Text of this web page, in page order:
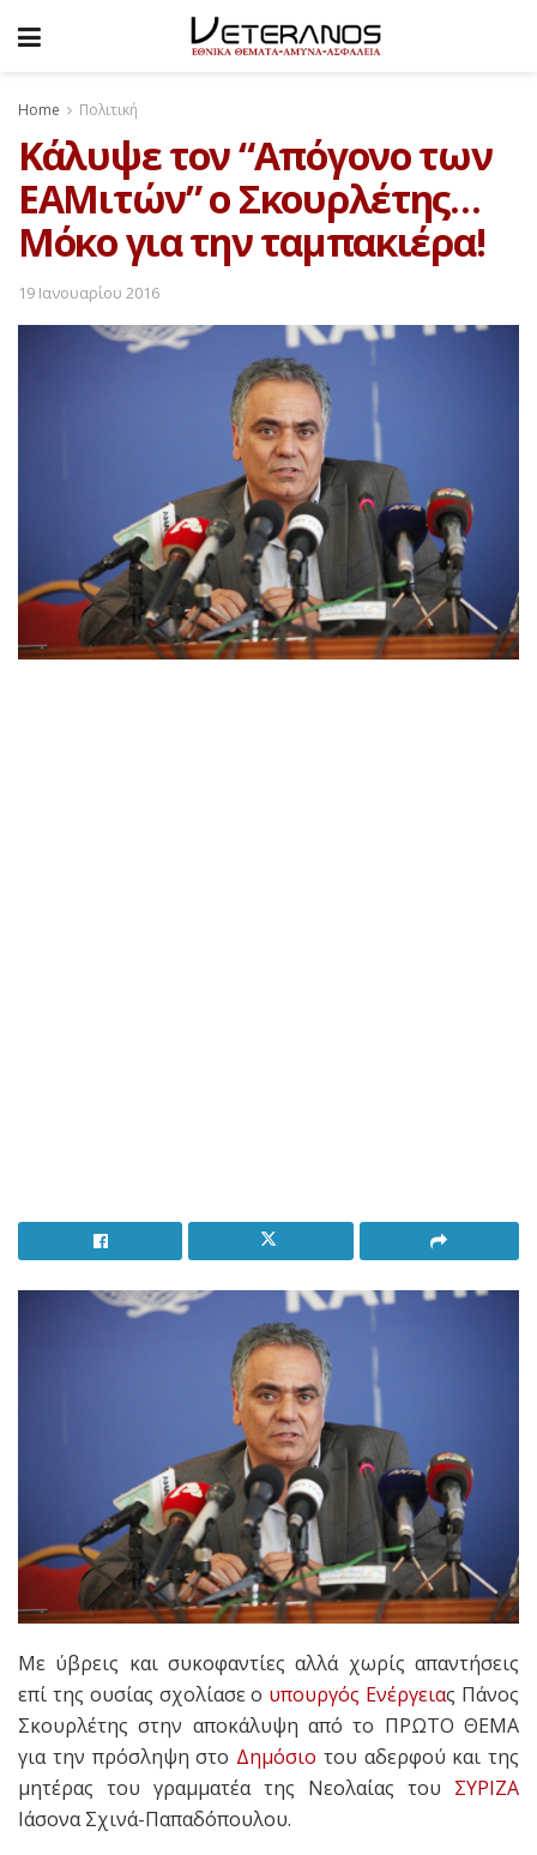
Home Πολιτική
Κάλυψε τον “Απόγονο των
ΕΑΜιτών” ο Σκουρλέτης…
Μόκο για την ταμπακιέρα!
19 Ιανουαρίου 2016
Με ύβρεις και συκοφαντίες αλλά χωρίς απαντήσεις
επί της ουσίας σχολίασε ο υπουργός Ενέργειας Πάνος
Σκουρλέτης στην αποκάλυψη από το ΠΡΩΤΟ ΘΕΜΑ
για την πρόσληψη στο Δημόσιο του αδερφού και της
μητέρας του γραμματέα της Νεολαίας του ΣΥΡΙΖΑ
Ιάσονα Σχινά-Παπαδόπουλου.